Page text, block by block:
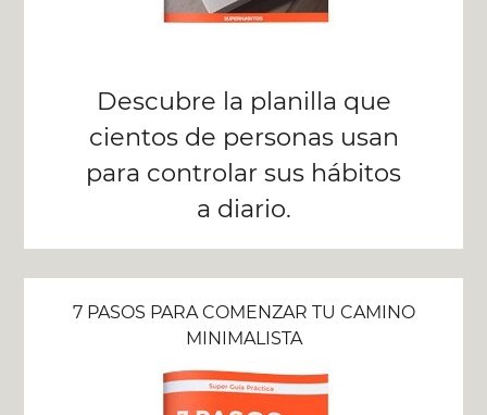
Descubre la planilla que
cientos de personas usan
para controlar sus hábitos
a diario.
7 PASOS PARA COMENZAR TU CAMINO
MINIMALISTA